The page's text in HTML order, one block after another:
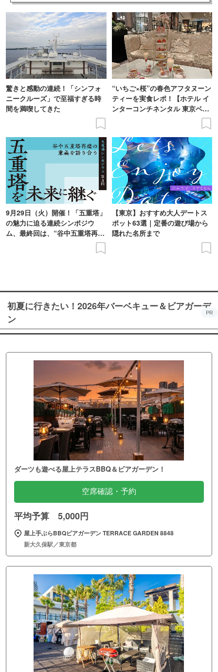
驚きと感動の連続！「シンフォ
ニークルーズ」で至福すぎる時
間を満喫してきた
“いちご×桜”の春色アフタヌーン
ティーを実食レポ！【ホテル イ
ンターコンチネンタル 東京ベ
9月29日（火）開催！「五重塔」
の魅力に迫る連続シンポジウ
ム、最終回は、“谷中五重塔再建
【東京】おすすめ大人デートス
ポット63選｜定番の遊び場から
隠れた名所まで
初夏に行きたい！2026年バーベキュー＆ビアガーデ
ン
PR
ダーツも遊べる屋上テラスBBQ＆ビアガーデン！
空席確認・予約
平均予算 5,000円
屋上手ぶらBBQビアガーデン TERRACE GARDEN 8848
新大久保駅／東京都